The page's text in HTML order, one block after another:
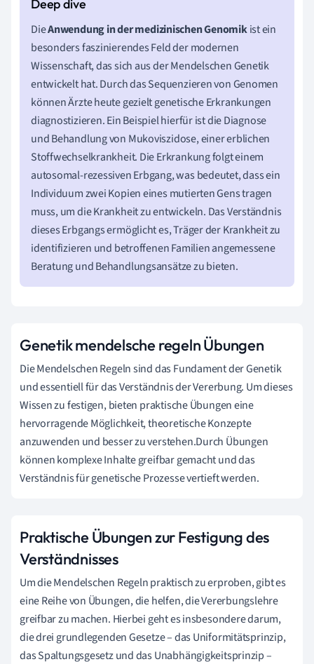
DieAnwendung in der medizinischen Genomikist ein
besonders faszinierendes Feld der modernen
Wissenschaft, das sich aus der Mendelschen Genetik
entwickelt hat. Durch das Sequenzieren von Genomen
können Ärzte heute gezielt genetische Erkrankungen
diagnostizieren. Ein Beispiel hierfür ist die Diagnose
und Behandlung von Mukoviszidose, einer erblichen
Stoffwechselkrankheit. Die Erkrankung folgt einem
autosomal-rezessiven Erbgang, was bedeutet, dass ein
Individuum zwei Kopien eines mutierten Gens tragen
muss, um die Krankheit zu entwickeln. Das Verständnis
dieses Erbgangs ermöglicht es, Träger der Krankheit zu
identifizieren und betroffenen Familien angemessene
Beratung und Behandlungsansätze zu bieten.
Genetik mendelsche regeln Übungen
Die Mendelschen Regeln sind das Fundament der Genetik
und essentiell für das Verständnis der Vererbung. Um dieses
Wissen zu festigen, bieten praktische Übungen eine
hervorragende Möglichkeit, theoretische Konzepte
anzuwenden und besser zu verstehen.Durch Übungen
können komplexe Inhalte greifbar gemacht und das
Verständnis für genetische Prozesse vertieft werden.
Praktische Übungen zur Festigung des
Verständnisses
Um die Mendelschen Regeln praktisch zu erproben, gibt es
eine Reihe von Übungen, die helfen, die Vererbungslehre
greifbar zu machen. Hierbei geht es insbesondere darum,
die drei grundlegenden Gesetze – das Uniformitätsprinzip,
das Spaltungsgesetz und das Unabhängigkeitsprinzip –